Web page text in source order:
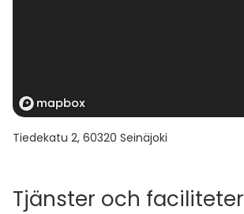
Tiedekatu 2, 60320 Seinäjoki
Tjänster och faciliteter